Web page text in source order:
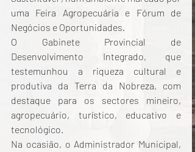
uma Feira Agropecuária e Fórum de
Negócios e Oportunidades.
O Gabinete Provincial de
Desenvolvimento Integrado, que
testemunhou a riqueza cultural e
produtiva da Terra da Nobreza, com
destaque para os sectores mineiro,
agropecuário, turístico, educativo e
tecnológico.
Na ocasião, o Administrador Municipal,